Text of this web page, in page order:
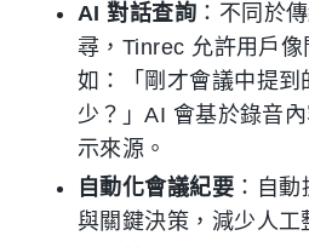
AI 對話查詢 ：不同於
尋，Tinrec 允許用戶像
如：「剛才會議中提到
少？」AI 會基於錄音
示來源。
自動化會議紀要 ：自
與關鍵決策，減少人工